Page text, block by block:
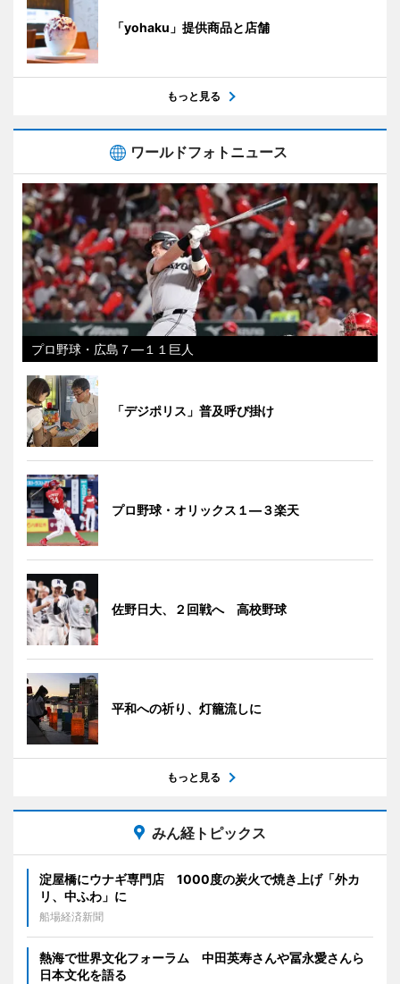
「yohaku」提供商品と店舗
もっと見る
ワールドフォトニュース
プロ野球・広島７―１１巨人
「デジポリス」普及呼び掛け
プロ野球・オリックス１―３楽天
佐野日大、２回戦へ 高校野球
平和への祈り、灯籠流しに
もっと見る
みん経トピックス
淀屋橋にウナギ専門店 1000度の炭火で焼き上げ「外カ
リ、中ふわ」に
船場経済新聞
熱海で世界文化フォーラム 中田英寿さんや冨永愛さんら
日本文化を語る